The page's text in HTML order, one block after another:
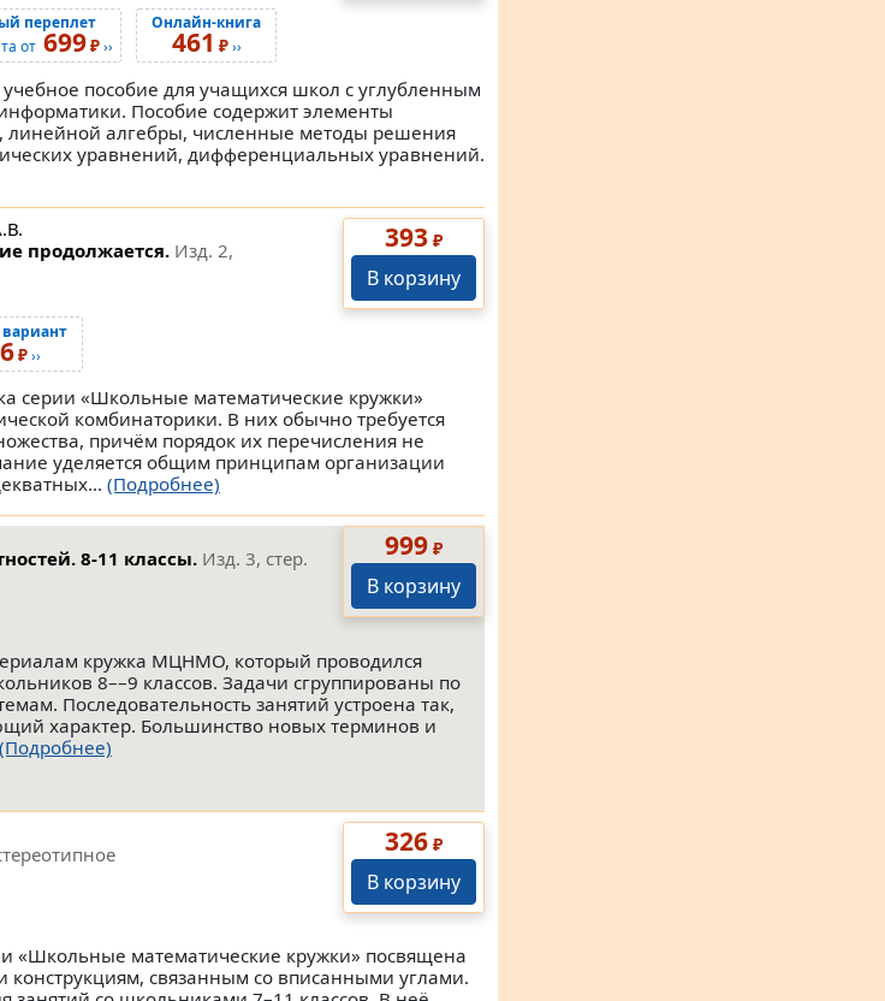
переплет
от 699₽››
Онлайн-книга
461 ₽››
учебное пособие для учащихся школ с углубленным
Пособие содержит элементы
линейной алгебры, численные методы решения
уравнений, дифференциальных уравнений.
393 ₽
В корзину
продолжается. Изд. 2,
₽››
серии «Школьные математические кружки»
комбинаторики. В них обычно требуется
причём порядок их перечисления не
уделяется общим принципам организации
(Подробнее)
999 ₽
В корзину
8-11 классы. Изд. 3, стер.
кружка МЦНМО, который проводился
8––9 классов. Задачи сгруппированы по
Последовательность занятий устроена так,
характер. Большинство новых терминов и
(Подробнее)
326 ₽
В корзину
«Школьные математические кружки» посвящена
конструкциям, связанным со вписанными углами.